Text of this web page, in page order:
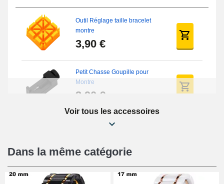
Outil Réglage taille bracelet
montre
3,90 €
Petit Chasse Goupille pour
Montre
3,90 €
Chasses Goupille Long Montre
19,08 €
Chasse-Goupille Montre
Voir tous les accessoires
Dans la même catégorie